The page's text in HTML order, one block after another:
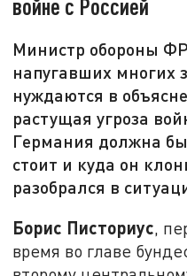
войне с Россией
Министр обороны
напугавших многих
нуждаются в
растущая угроза
Германия должна
стоит и куда он
разобрался в
Борис Писториус,
время во главе